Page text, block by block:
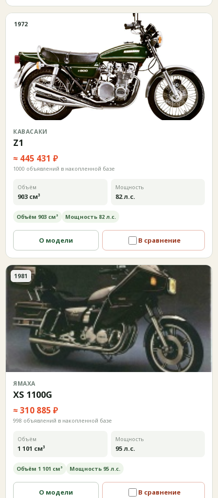
1972
КАВАСАКИ
Z1
≈ 445 431 ₽
1000 объявлений в накопленной базе
Объём
903 см³
Мощность
82 л.с.
Объём 903 см³ Мощность 82 л.с.
О модели В сравнение
1981
ЯМАХА
XS 1100G
≈ 310 885 ₽
998 объявлений в накопленной базе
Объём
1 101 см³
Мощность
95 л.с.
Объём 1 101 см³ Мощность 95 л.с.
О модели В сравнение